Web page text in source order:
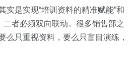
实是实现“培训资料的精准赋能”和
二者必须双向联动。很多销售部之
么只重视资料，要么只盲目演练，